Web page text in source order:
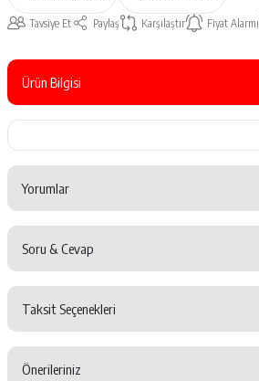
Tavsiye Et Paylaş Karşılaştır Fiyat Alarmı
Ürün Bilgisi
Yorumlar
Yorum Yaz
Soru & Cevap
Taksit Seçenekleri
Önerileriniz